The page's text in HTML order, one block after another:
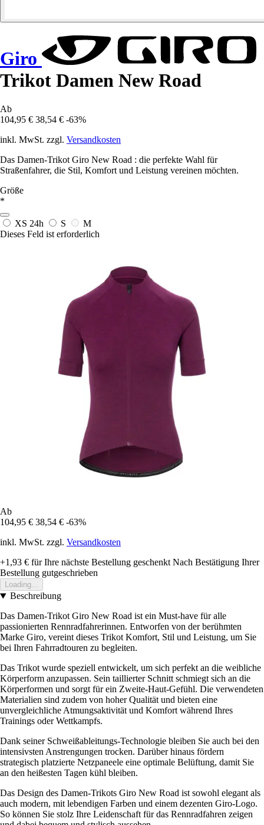
Giro
Trikot Damen New Road
Ab
104,95 € 38,54 € -63%
inkl. MwSt. zzgl. Versandkosten
Das Damen-Trikot Giro New Road : die perfekte Wahl für
Straßenfahrer, die Stil, Komfort und Leistung vereinen möchten.
Größe
*
XS 24h S
M
Dieses Feld ist erforderlich
Ab
104,95 € 38,54 € -63%
inkl. MwSt. zzgl. Versandkosten
+1,93 € für Ihre nächste Bestellung geschenkt Nach Bestätigung Ihrer
Bestellung gutgeschrieben
Loading...
Beschreibung
Das Damen-Trikot Giro New Road ist ein Must-have für alle
passionierten Rennradfahrerinnen. Entworfen von der berühmten
Marke Giro, vereint dieses Trikot Komfort, Stil und Leistung, um Sie
bei Ihren Fahrradtouren zu begleiten.
Das Trikot wurde speziell entwickelt, um sich perfekt an die weibliche
Körperform anzupassen. Sein taillierter Schnitt schmiegt sich an die
Körperformen und sorgt für ein Zweite-Haut-Gefühl. Die verwendeten
Materialien sind zudem von hoher Qualität und bieten eine
unvergleichliche Atmungsaktivität und Komfort während Ihres
Trainings oder Wettkampfs.
Dank seiner Schweißableitungs-Technologie bleiben Sie auch bei den
intensivsten Anstrengungen trocken. Darüber hinaus fördern
strategisch platzierte Netzpaneele eine optimale Belüftung, damit Sie
an den heißesten Tagen kühl bleiben.
Das Design des Damen-Trikots Giro New Road ist sowohl elegant als
auch modern, mit lebendigen Farben und einem dezenten Giro-Logo.
So können Sie stolz Ihre Leidenschaft für das Rennradfahren zeigen